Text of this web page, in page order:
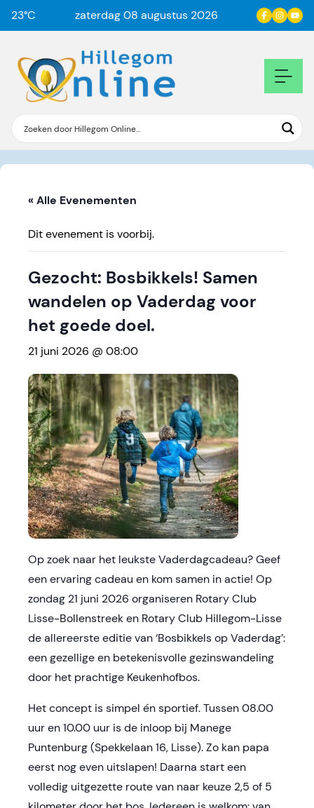
23°C zaterdag 08 augustus 2026
« Alle Evenementen
Dit evenement is voorbij.
Gezocht: Bosbikkels! Samen
wandelen op Vaderdag voor
het goede doel.
21 juni 2026 @ 08:00
Op zoek naar het leukste Vaderdagcadeau? Geef
een ervaring cadeau en kom samen in actie! Op
zondag 21 juni 2026 organiseren Rotary Club
Lisse-Bollenstreek en Rotary Club Hillegom-Lisse
de allereerste editie van ‘Bosbikkels op Vaderdag’:
een gezellige en betekenisvolle gezinswandeling
door het prachtige Keukenhofbos.
Het concept is simpel én sportief. Tussen 08.00
uur en 10.00 uur is de inloop bij Manege
Puntenburg (Spekkelaan 16, Lisse). Zo kan papa
eerst nog even uitslapen! Daarna start een
volledig uitgezette route van naar keuze 2,5 of 5